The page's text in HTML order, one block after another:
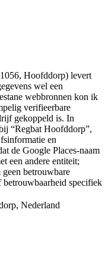
Hoofddorp) levert
wel een
webbronnen kon ik
verifieerbare
gekoppeld is. In
“Regbat Hoofddorp”,
en
de Google Places-naam
een andere entiteit;
betrouwbare
specifiek
Nederland